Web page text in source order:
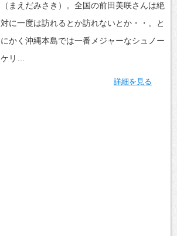
（まえだみさき）。全国の前田美咲さんは絶
対に一度は訪れるとか訪れないとか・・。と
にかく沖縄本島では一番メジャーなシュノー
ケリ…
詳細を見る